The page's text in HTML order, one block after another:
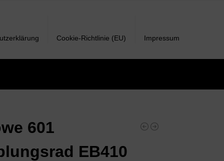
Cookie-Richtlinie (EU) Impressum
601
EB410